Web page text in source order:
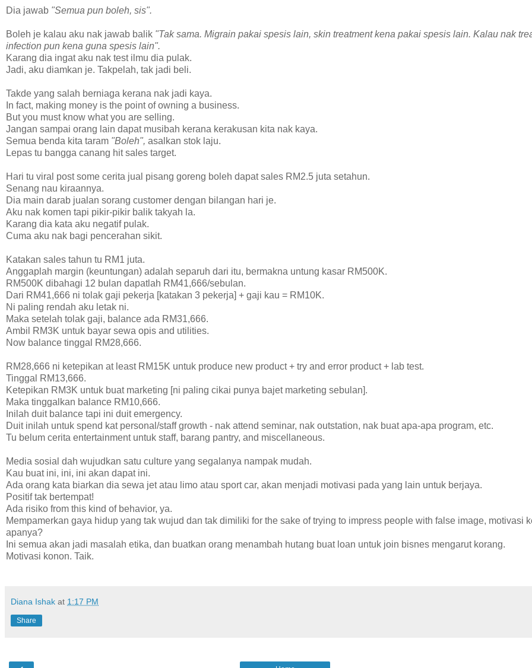
Dia jawab "Semua pun boleh, sis".
Boleh je kalau aku nak jawab balik "Tak sama. Migrain pakai spesis lain, skin treatment kena pakai spesis lain. Kalau nak
infection pun kena guna spesis lain".
Karang dia ingat aku nak test ilmu dia pulak.
Jadi, aku diamkan je. Takpelah, tak jadi beli.
Takde yang salah berniaga kerana nak jadi kaya.
In fact, making money is the point of owning a business.
But you must know what you are selling.
Jangan sampai orang lain dapat musibah kerana kerakusan kita nak kaya.
Semua benda kita taram "Boleh", asalkan stok laju.
Lepas tu bangga canang hit sales target.
Hari tu viral post some cerita jual pisang goreng boleh dapat sales RM2.5 juta setahun.
Senang nau kiraannya.
Dia main darab jualan sorang customer dengan bilangan hari je.
Aku nak komen tapi pikir-pikir balik takyah la.
Karang dia kata aku negatif pulak.
Cuma aku nak bagi pencerahan sikit.
Katakan sales tahun tu RM1 juta.
Anggaplah margin (keuntungan) adalah separuh dari itu, bermakna untung kasar RM500K.
RM500K dibahagi 12 bulan dapatlah RM41,666/sebulan.
Dari RM41,666 ni tolak gaji pekerja [katakan 3 pekerja] + gaji kau = RM10K.
Ni paling rendah aku letak ni.
Maka setelah tolak gaji, balance ada RM31,666.
Ambil RM3K untuk bayar sewa opis and utilities.
Now balance tinggal RM28,666.
RM28,666 ni ketepikan at least RM15K untuk produce new product + try and error product + lab test.
Tinggal RM13,666.
Ketepikan RM3K untuk buat marketing [ni paling cikai punya bajet marketing sebulan].
Maka tinggalkan balance RM10,666.
Inilah duit balance tapi ini duit emergency.
Duit inilah untuk spend kat personal/staff growth - nak attend seminar, nak outstation, nak buat apa-apa program, etc.
Tu belum cerita entertainment untuk staff, barang pantry, and miscellaneous.
Media sosial dah wujudkan satu culture yang segalanya nampak mudah.
Kau buat ini, ini, ini akan dapat ini.
Ada orang kata biarkan dia sewa jet atau limo atau sport car, akan menjadi motivasi pada yang lain untuk berjaya.
Positif tak bertempat!
Ada risiko from this kind of behavior, ya.
Mempamerkan gaya hidup yang tak wujud dan tak dimiliki for the sake of trying to impress people with false image, motivasi
apanya?
Ini semua akan jadi masalah etika, dan buatkan orang menambah hutang buat loan untuk join bisnes mengarut korang.
Motivasi konon. Taik.
Diana Ishak at 1:17 PM
Share